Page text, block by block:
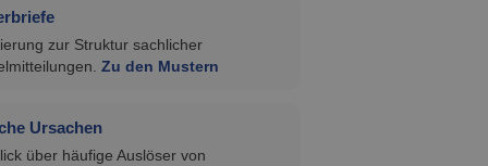
zur Struktur sachlicher
Zu den Mustern
Ursachen
über häufige Auslöser von